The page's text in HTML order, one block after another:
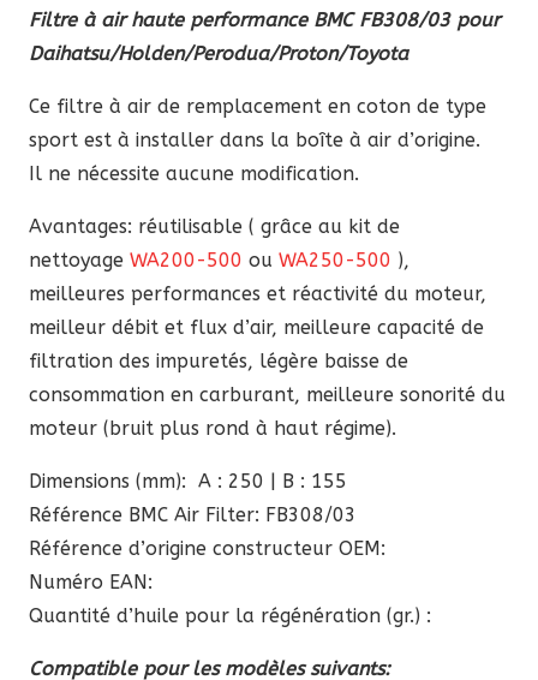
initial
était :
85,60 €.
actuel
est :
72,76 €.
Filtre à air haute performance BMC FB308/03 pour
Daihatsu/Holden/Perodua/Proton/Toyota
Ce filtre à air de remplacement en coton de type
sport est à installer dans la boîte à air d’origine.
Il ne nécessite aucune modification.
Avantages: réutilisable ( grâce au kit de
nettoyage WA200-500 ou WA250-500 ),
meilleures performances et réactivité du moteur,
meilleur débit et flux d’air, meilleure capacité de
filtration des impuretés, légère baisse de
consommation en carburant, meilleure sonorité du
moteur (bruit plus rond à haut régime).
Dimensions (mm): A : 250 | B : 155
Référence BMC Air Filter: FB308/03
Référence d’origine constructeur OEM:
Numéro EAN:
Quantité d’huile pour la régénération (gr.) :
Compatible pour les modèles suivants: